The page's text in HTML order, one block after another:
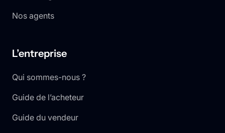
Nos agents
L’entreprise
Qui sommes-nous ?
Guide de l’acheteur
Guide du vendeur